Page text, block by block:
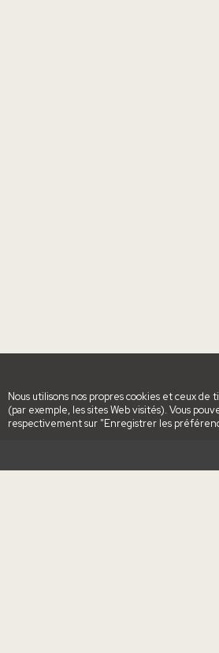
Nous utilisons nos propres cookies et ceux
(par exemple, les sites Web visités). Vous
respectivement sur "Enregistrer les